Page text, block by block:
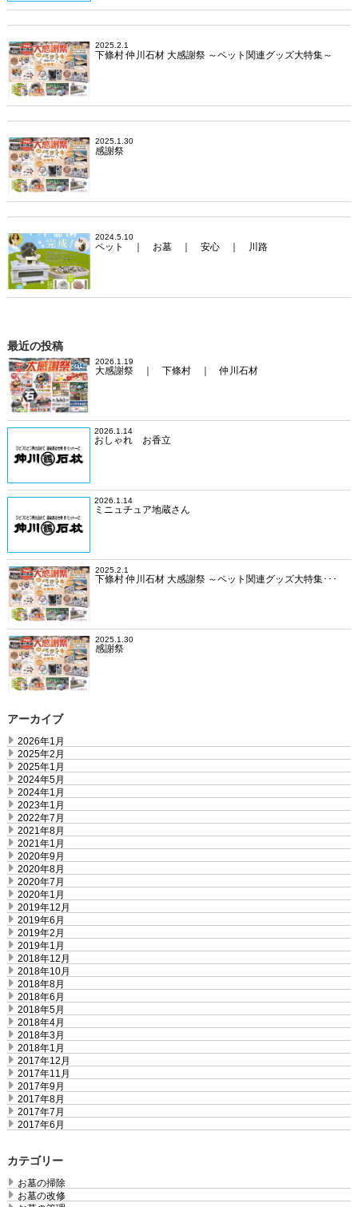
2025.2.1
下條村 仲川石材 大感謝祭 ～ペット関連グッズ大特集～
2025.1.30
感謝祭
2024.5.10
ペット ｜ お墓 ｜ 安心 ｜ 川路
最近の投稿
2026.1.19
大感謝祭 ｜ 下條村 ｜ 仲川石材
2026.1.14
おしゃれ お香立
2026.1.14
ミニュチュア地蔵さん
2025.2.1
下條村 仲川石材 大感謝祭 ～ペット関連グッズ大特集･･･
2025.1.30
感謝祭
アーカイブ
2026年1月
2025年2月
2025年1月
2024年5月
2024年1月
2023年1月
2022年7月
2021年8月
2021年1月
2020年9月
2020年8月
2020年7月
2020年1月
2019年12月
2019年6月
2019年2月
2019年1月
2018年12月
2018年10月
2018年8月
2018年6月
2018年5月
2018年4月
2018年3月
2018年1月
2017年12月
2017年11月
2017年9月
2017年8月
2017年7月
2017年6月
カテゴリー
お墓の掃除
お墓の改修